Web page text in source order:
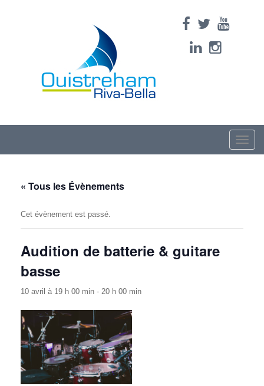
Toggle
« Tous les Évènements
Cet évènement est passé.
Audition de batterie & guitare
basse
10 avril à 19 h 00 min - 20 h 00 min